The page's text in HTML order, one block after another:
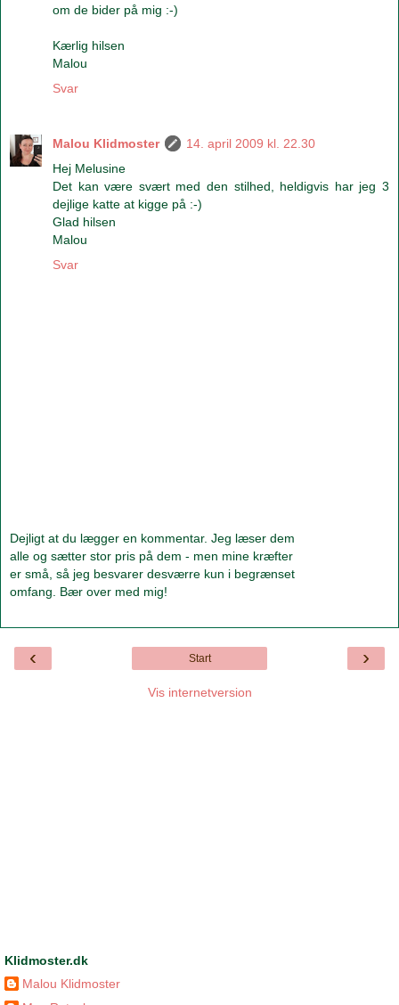
om de bider på mig :-)
Kærlig hilsen
Malou
Svar
Malou Klidmoster
14. april 2009 kl. 22.30
Hej Melusine
Det kan være svært med den stilhed, heldigvis har jeg 3
dejlige katte at kigge på :-)
Glad hilsen
Malou
Svar
Dejligt at du lægger en kommentar. Jeg læser dem
alle og sætter stor pris på dem - men mine kræfter
er små, så jeg besvarer desværre kun i begrænset
omfang. Bær over med mig!
‹ ›
Start
Vis internetversion
Klidmoster.dk
Malou Klidmoster